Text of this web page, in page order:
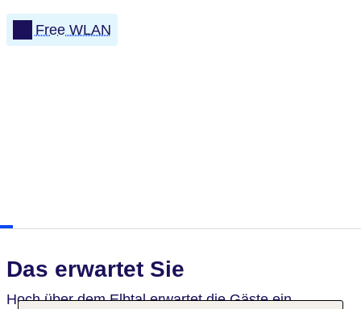
Free WLAN
Das erwartet Sie
Hoch über dem Elbtal erwartet die Gäste ein